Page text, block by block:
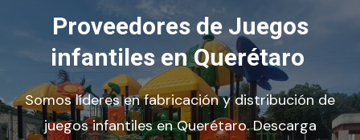
Proveedores de Juegos
infantiles en Querétaro
Somos líderes en fabricación y distribución de
juegos infantiles en Querétaro. Descarga